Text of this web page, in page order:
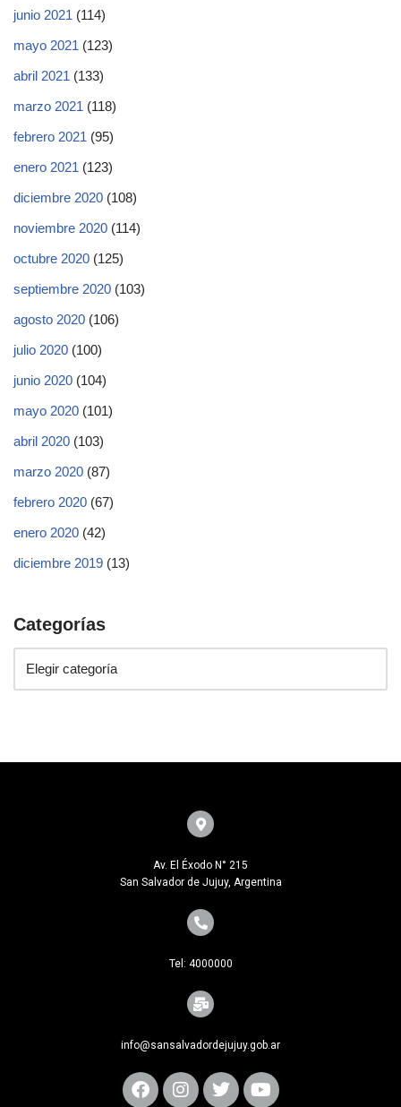
junio 2021 (114)
mayo 2021 (123)
abril 2021 (133)
marzo 2021 (118)
febrero 2021 (95)
enero 2021 (123)
diciembre 2020 (108)
noviembre 2020 (114)
octubre 2020 (125)
septiembre 2020 (103)
agosto 2020 (106)
julio 2020 (100)
junio 2020 (104)
mayo 2020 (101)
abril 2020 (103)
marzo 2020 (87)
febrero 2020 (67)
enero 2020 (42)
diciembre 2019 (13)
Categorías
Av. El Éxodo N° 215
San Salvador de Jujuy, Argentina
Tel: 4000000
info@sansalvadordejujuy.gob.ar